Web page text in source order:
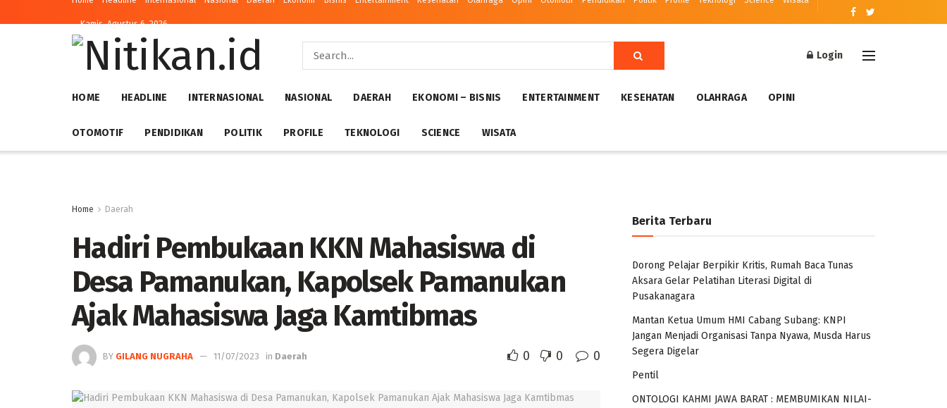
Kamis, Agustus 6, 2026
Login
HOME HEADLINE INTERNASIONAL NASIONAL DAERAH EKONOMI – BISNIS ENTERTAINMENT KESEHATAN OLAHRAGA OPINI
OTOMOTIF PENDIDIKAN POLITIK PROFILE TEKNOLOGI SCIENCE WISATA
Home Daerah
Hadiri Pembukaan KKN Mahasiswa di
Desa Pamanukan, Kapolsek Pamanukan
Ajak Mahasiswa Jaga Kamtibmas
BY GILANG NUGRAHA 11/07/2023 in Daerah 0 0 0
Berita Terbaru
Dorong Pelajar Berpikir Kritis, Rumah Baca Tunas
Aksara Gelar Pelatihan Literasi Digital di
Pusakanagara
Mantan Ketua Umum HMI Cabang Subang: KNPI
Jangan Menjadi Organisasi Tanpa Nyawa, Musda Harus
Segera Digelar
Pentil
ONTOLOGI KAHMI JAWA BARAT : MEMBUMIKAN NILAI-